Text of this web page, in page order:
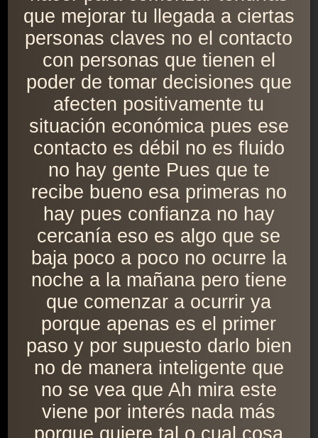
que mejorar tu llegada a ciertas
personas claves no el contacto
con personas que tienen el
poder de tomar decisiones que
afecten positivamente tu
situación económica pues ese
contacto es débil no es fluido
no hay gente Pues que te
recibe bueno esa primeras no
hay pues confianza no hay
cercanía eso es algo que se
baja poco a poco no ocurre la
noche a la mañana pero tiene
que comenzar a ocurrir ya
porque apenas es el primer
paso y por supuesto darlo bien
no de manera inteligente que
no se vea que Ah mira este
viene por interés nada más